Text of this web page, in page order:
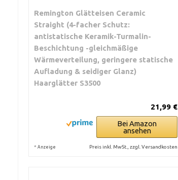
Remington Glätteisen Ceramic
Straight (4-facher Schutz:
antistatische Keramik-Turmalin-
Beschichtung -gleichmäßige
Wärmeverteilung, geringere statische
Aufladung & seidiger Glanz)
Haarglätter S3500
21,99 €
Bei Amazon
ansehen
* Anzeige Preis inkl. MwSt., zzgl. Versandkosten